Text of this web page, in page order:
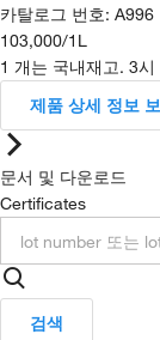
카탈로그 번호: A996
103,000/1L
1 개는 국내재고. 3
제품 상세 정보
문서 및 다운로드
Certificates
검색